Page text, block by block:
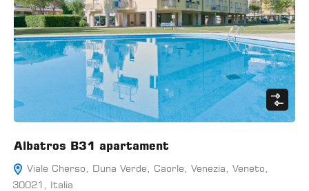
Albatros B31 apartament
Viale Cherso, Duna Verde, Caorle, Venezia, Veneto,
30021, Italia